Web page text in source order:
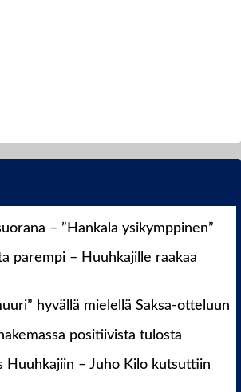
– ”Hankala ysikymppinen”
parempi – Huuhkajille raakaa
hyvällä mielellä Saksa-otteluun
positiivista tulosta
Huuhkajiin – Juho Kilo kutsuttiin